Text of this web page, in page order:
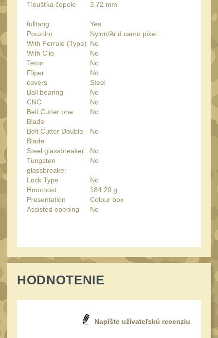
Samonavíjecí držáky
Zámky
Nepromokavý potahy a
vaky18
Adaptéry33
Taktická pera
Láhve
Lékárničky
Na přežití
Ostatní44
MONTÁŽE PRO OPTIKU
Montáže pro optiku179
1" Picatinny45
14
Tloušťka čepele 3.72 mm
fulltang
Yes
Pouzdro
Nylon/Arid camo pixel
With Ferrule (Type) No
With Clip
No
Teton
No
Fliper
No
covers
Steel
Ball bearing
No
CNC
No
Belt Cutter one
Blade
No
Belt Cutter Double
Blade
No
Steel glassbreaker
No
Tungsten
glassbreaker
No
Lock Type
No
Hmotnost
184.20 g
Presentation
Colour box
Assisted opening
No
HODNOTENIE
Napíšte užívateľskú recenziu